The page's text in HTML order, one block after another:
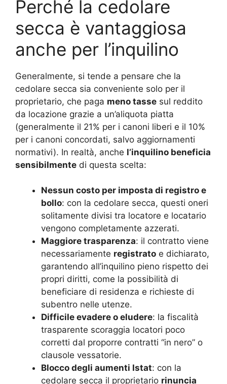
Perché la cedolare
secca è vantaggiosa
anche per l’inquilino
Generalmente, si tende a pensare che la
cedolare secca sia conveniente solo per il
proprietario, che paga meno tasse sul reddito
da locazione grazie a un’aliquota piatta
(generalmente il 21% per i canoni liberi e il 10%
per i canoni concordati, salvo aggiornamenti
normativi). In realtà, anche l’inquilino beneficia
sensibilmente di questa scelta:
Nessun costo per imposta di registro e
bollo: con la cedolare secca, questi oneri
solitamente divisi tra locatore e locatario
vengono completamente azzerati.
Maggiore trasparenza: il contratto viene
necessariamente registrato e dichiarato,
garantendo all’inquilino pieno rispetto dei
propri diritti, come la possibilità di
beneficiare di residenza e richieste di
subentro nelle utenze.
Difficile evadere o eludere: la fiscalità
trasparente scoraggia locatori poco
corretti dal proporre contratti “in nero” o
clausole vessatorie.
Blocco degli aumenti Istat: con la
cedolare secca il proprietario rinuncia